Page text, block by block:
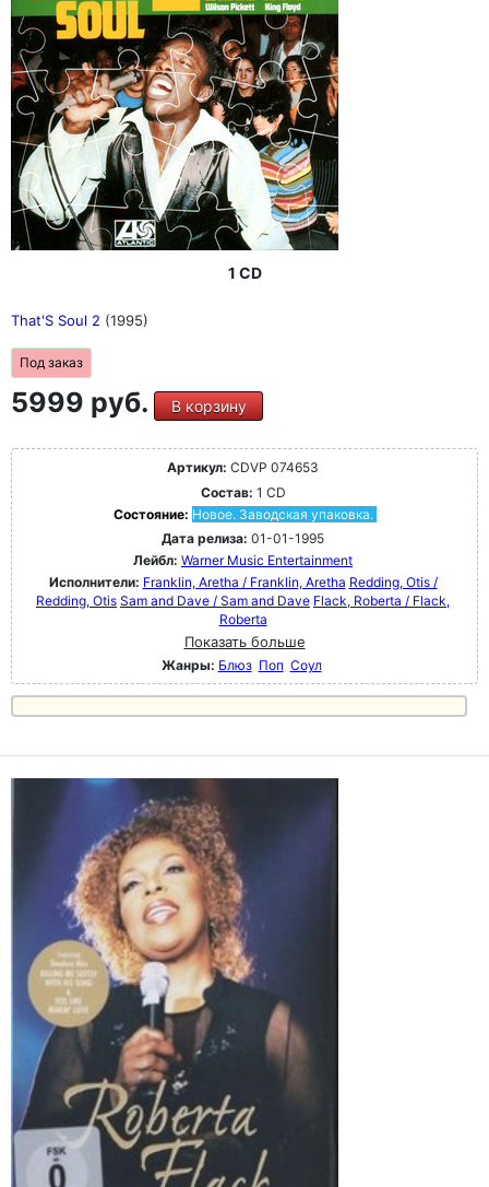
1 CD
That'S Soul 2 (1995)
Под заказ
5999 руб. В корзину
Артикул: CDVP 074653
Состав: 1 CD
Состояние: Новое. Заводская упаковка.
Дата релиза: 01-01-1995
Лейбл: Warner Music Entertainment
Исполнители: Franklin, Aretha / Franklin, Aretha Redding, Otis /
Redding, Otis Sam and Dave / Sam and Dave Flack, Roberta / Flack,
Roberta
Показать больше
Жанры: Блюз Поп Соул